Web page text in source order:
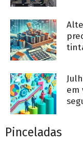
em
Pinceladas